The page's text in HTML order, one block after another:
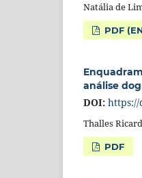
Natália de
PDF
análise
DOI: https://
Thalles
PDF